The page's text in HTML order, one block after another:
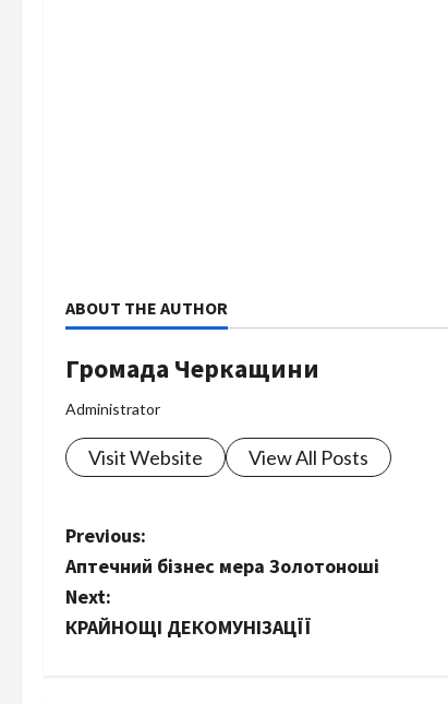
ABOUT THE AUTHOR
Громада Черкащини
Administrator
Visit Website View All Posts
P
o
s
Previous:
Аптечний бізнес мера Золотоноші
Next:
КРАЙНОЩІ ДЕКОМУНІЗАЦЇЇ